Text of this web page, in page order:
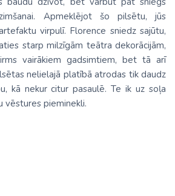
Apmeklējot šo pilsētu, jūs
virpulī. Florence sniedz sajūtu,
starp milzīgām teātra dekorācijām,
vairākiem gadsimtiem, bet tā arī
nelielajā platībā atrodas tik daudz
kā nekur citur pasaulē. Te ik uz soļa
vēstures pieminekli.